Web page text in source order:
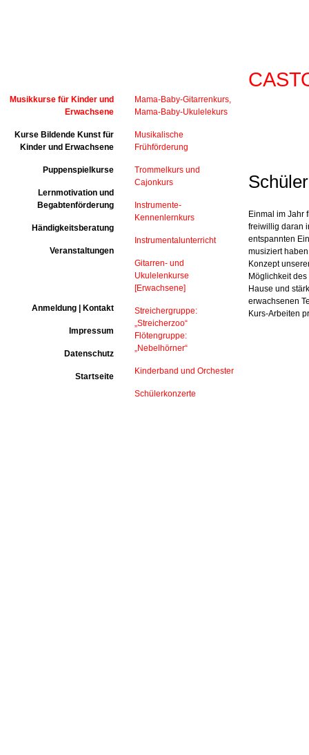
Musikkurse für Kinder und
Erwachsene
Mama-Baby-Gitarrenkurs,
Mama-Baby-Ukulelekurs
Musikalische
Frühförderung
Trommelkurs und
Cajonkurs
Instrumente-
Kennenlernkurs
Instrumentalunterricht
Gitarren- und
Ukulelenkurse
[Erwachsene]
Streichergruppe:
„Streicherzoo“
Flötengruppe:
„Nebelhörner“
Kinderband und Orchester
Schülerkonzerte
Kurse Bildende Kunst für
Kinder und Erwachsene
Puppenspielkurse
Lernmotivation und
Begabtenförderung
Händigkeitsberatung
Veranstaltungen
Anmeldung | Kontakt
Impressum
Datenschutz
Startseite
Einmal im Jahr
freiwillig daran
entspannten
musiziert
Konzept
Möglichkeit
Hause und
erwachsenen
Kurs-Arbeiten